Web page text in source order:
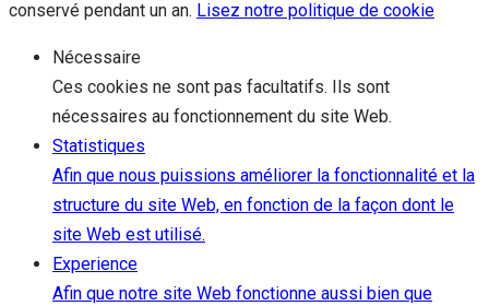
conservé pendant un an. Lisez notre politique de cookie
Nécessaire
Ces cookies ne sont pas facultatifs. Ils sont
nécessaires au fonctionnement du site Web.
Statistiques
Afin que nous puissions améliorer la fonctionnalité et la
structure du site Web, en fonction de la façon dont le
site Web est utilisé.
Experience
Afin que notre site Web fonctionne aussi bien que